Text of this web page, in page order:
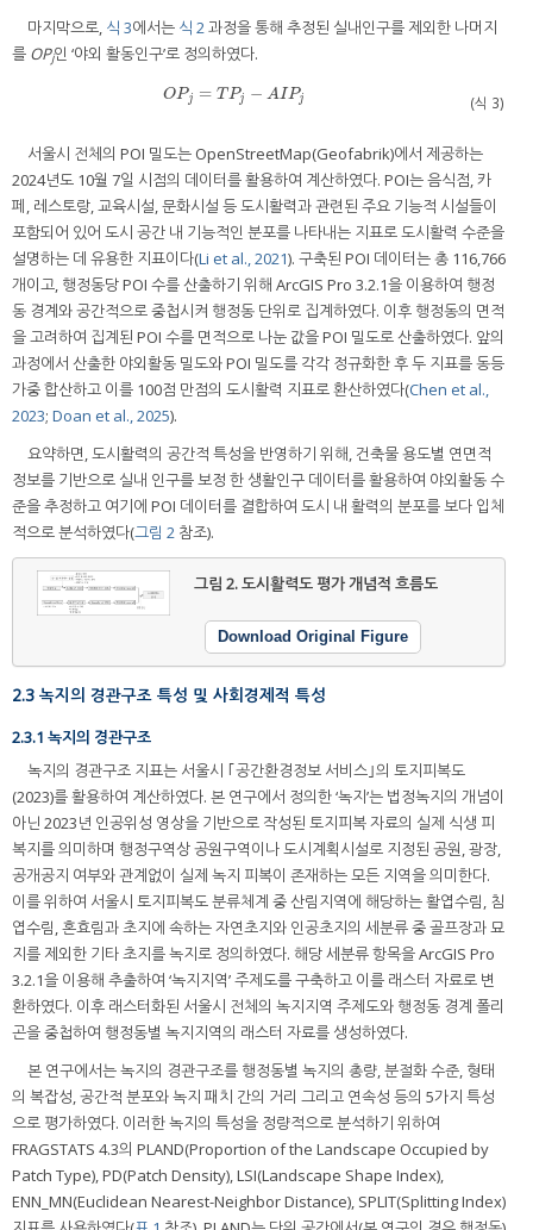
마지막으로, 식 3에서는 식 2과정을 통해 추정된 실내인구를 제외한 나머지
를 OPj인 ‘야외 활동인구’로 정의하였다.
OPj = TPj − AIPj
OP =TPj −AI Pj (식 3)
서울시 전체의 POI 밀도는 OpenStreetMap(Geofabrik)에서 제공하는
2024년도 10월 7일 시점의 데이터를 활용하여 계산하였다. POI는 음식점, 카
페, 레스토랑, 교육시설, 문화시설 등 도시활력과 관련된 주요 기능적 시설들이
포함되어 있어 도시 공간 내 기능적인 분포를 나타내는 지표로 도시활력 수준을
설명하는 데 유용한 지표이다(Li et al., 2021). 구축된 POI 데이터는 총 116,766
개이고, 행정동당 POI 수를 산출하기 위해 ArcGIS Pro 3.2.1을 이용하여 행정
동 경계와 공간적으로 중첩시켜 행정동 단위로 집계하였다. 이후 행정동의 면적
을 고려하여 집계된 POI 수를 면적으로 나눈 값을 POI 밀도로 산출하였다. 앞의
과정에서 산출한 야외활동 밀도와 POI 밀도를 각각 정규화한 후 두 지표를 동등
가중 합산하고 이를 100점 만점의 도시활력 지표로 환산하였다(Chen et al.,
2023; Doan et al., 2025).
요약하면, 도시활력의 공간적 특성을 반영하기 위해, 건축물 용도별 연면적
정보를 기반으로 실내 인구를 보정 한 생활인구 데이터를 활용하여 야외활동 수
준을 추정하고 여기에 POI 데이터를 결합하여 도시 내 활력의 분포를 보다 입체
적으로 분석하였다(그림 2 참조).
그림 2.도시활력도 평가 개념적 흐름도
Download Original Figure
2.3 녹지의 경관구조 특성 및 사회경제적 특성
2.3.1 녹지의 경관구조
녹지의 경관구조 지표는 서울시 ｢공간환경정보 서비스｣의 토지피복도
(2023)를 활용하여 계산하였다. 본 연구에서 정의한 ‘녹지’는 법정녹지의 개념이
아닌 2023년 인공위성 영상을 기반으로 작성된 토지피복 자료의 실제 식생 피
복지를 의미하며 행정구역상 공원구역이나 도시계획시설로 지정된 공원, 광장,
공개공지 여부와 관계없이 실제 녹지 피복이 존재하는 모든 지역을 의미한다.
이를 위하여 서울시 토지피복도 분류체계 중 산림지역에 해당하는 활엽수림, 침
엽수림, 혼효림과 초지에 속하는 자연초지와 인공초지의 세분류 중 골프장과 묘
지를 제외한 기타 초지를 녹지로 정의하였다. 해당 세분류 항목을 ArcGIS Pro
3.2.1을 이용해 추출하여 ‘녹지지역’ 주제도를 구축하고 이를 래스터 자료로 변
환하였다. 이후 래스터화된 서울시 전체의 녹지지역 주제도와 행정동 경계 폴리
곤을 중첩하여 행정동별 녹지지역의 래스터 자료를 생성하였다.
본 연구에서는 녹지의 경관구조를 행정동별 녹지의 총량, 분절화 수준, 형태
의 복잡성, 공간적 분포와 녹지 패치 간의 거리 그리고 연속성 등의 5가지 특성
으로 평가하였다. 이러한 녹지의 특성을 정량적으로 분석하기 위하여
FRAGSTATS 4.3의 PLAND(Proportion of the Landscape Occupied by
Patch Type), PD(Patch Density), LSI(Landscape Shape Index),
ENN_MN(Euclidean Nearest-Neighbor Distance), SPLIT(Splitting Index)